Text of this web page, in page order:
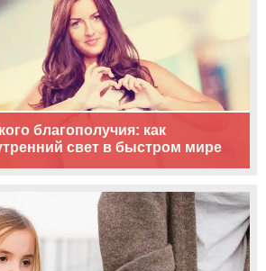
благополучия: как
свет в быстром мире